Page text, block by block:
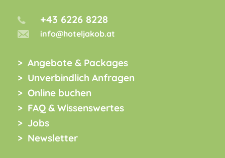
+43 6226 8228
info@hoteljakob.at
Angebote & Packages
Unverbindlich Anfragen
Online buchen
FAQ & Wissenswertes
Jobs
Newsletter